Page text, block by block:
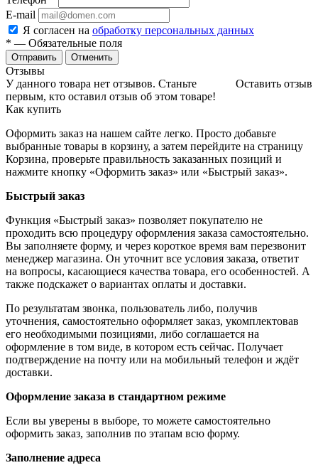
E-mail
Я согласен на обработку персональных данных
* — Обязательные поля
Отменить
Отзывы
Оставить отзыв
У данного товара нет отзывов. Станьте
первым, кто оставил отзыв об этом товаре!
Как купить
Оформить заказ на нашем сайте легко. Просто добавьте
выбранные товары в корзину, а затем перейдите на страницу
Корзина, проверьте правильность заказанных позиций и
нажмите кнопку «Оформить заказ» или «Быстрый заказ».
Быстрый заказ
Функция «Быстрый заказ» позволяет покупателю не
проходить всю процедуру оформления заказа самостоятельно.
Вы заполняете форму, и через короткое время вам перезвонит
менеджер магазина. Он уточнит все условия заказа, ответит
на вопросы, касающиеся качества товара, его особенностей. А
также подскажет о вариантах оплаты и доставки.
По результатам звонка, пользователь либо, получив
уточнения, самостоятельно оформляет заказ, укомплектовав
его необходимыми позициями, либо соглашается на
оформление в том виде, в котором есть сейчас. Получает
подтверждение на почту или на мобильный телефон и ждёт
доставки.
Оформление заказа в стандартном режиме
Если вы уверены в выборе, то можете самостоятельно
оформить заказ, заполнив по этапам всю форму.
Заполнение адреса